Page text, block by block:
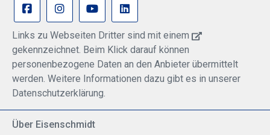
Links zu Webseiten Dritter sind mit einem
gekennzeichnet. Beim Klick darauf können
personenbezogene Daten an den Anbieter übermittelt
werden. Weitere Informationen dazu gibt es in unserer
Datenschutzerklärung.
Über Eisenschmidt